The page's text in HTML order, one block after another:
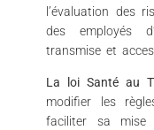
l’évaluation des
des employés
transmise et
La loi Santé au
modifier les
faciliter sa